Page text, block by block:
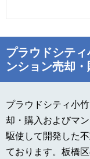
プラウドシテ
ンション売却
プラウドシティ小
却・購入およびマ
駆使して開発した
ております。板橋